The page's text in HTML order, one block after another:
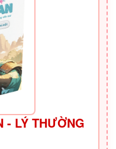
- LÝ THƯỜNG